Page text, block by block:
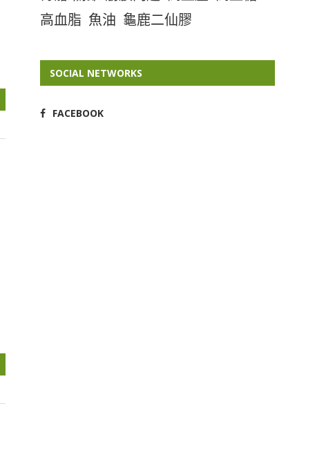
高血脂 魚油 龜鹿二仙膠
SOCIAL NETWORKS
FACEBOOK